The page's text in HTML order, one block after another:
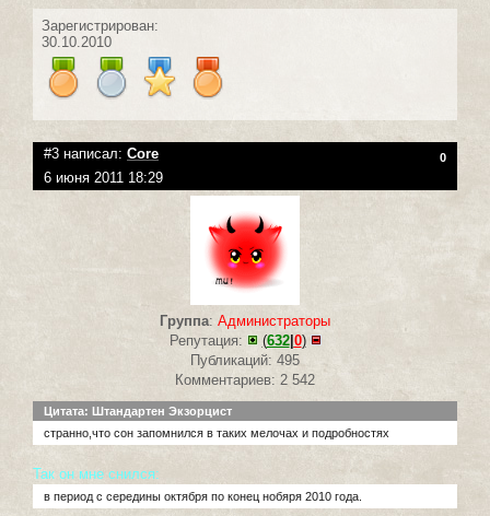
Зарегистрирован:
30.10.2010
#3 написал: Core 0
6 июня 2011 18:29
Группа: Администраторы
Репутация:
(632| 0)
Публикаций: 495
Комментариев: 2 542
Цитата: Штандартен Экзорцист
странно,что сон запомнился в таких мелочах и подробностях
Так он мне снился:
в период с середины октября по конец нобяря 2010 года.